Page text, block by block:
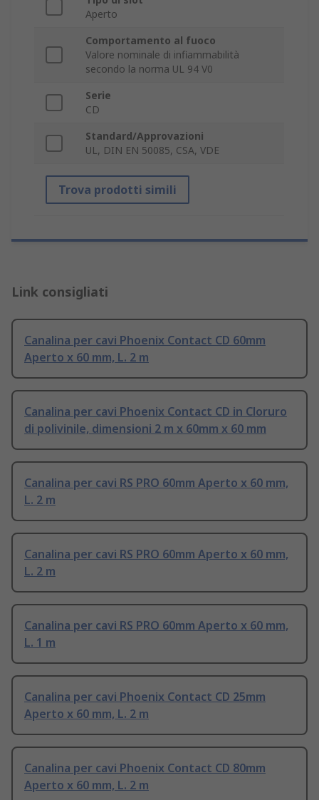
Aperto
Comportamento al fuoco
Valore nominale di infiammabilità
secondo la norma UL 94 V0
Serie
CD
Standard/Approvazioni
UL, DIN EN 50085, CSA, VDE
Trova prodotti simili
Link consigliati
Canalina per cavi Phoenix Contact CD 60mm
Aperto x 60 mm, L. 2 m
Canalina per cavi Phoenix Contact CD in Cloruro
di polivinile, dimensioni 2 m x 60mm x 60 mm
Canalina per cavi RS PRO 60mm Aperto x 60 mm,
L. 2 m
Canalina per cavi RS PRO 60mm Aperto x 60 mm,
L. 2 m
Canalina per cavi RS PRO 60mm Aperto x 60 mm,
L. 1 m
Canalina per cavi Phoenix Contact CD 25mm
Aperto x 60 mm, L. 2 m
Canalina per cavi Phoenix Contact CD 80mm
Aperto x 60 mm, L. 2 m